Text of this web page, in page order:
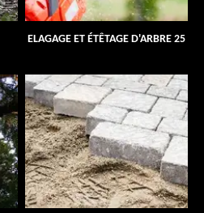
ELAGAGE ET ÉTÊTAGE D'ARBRE 25